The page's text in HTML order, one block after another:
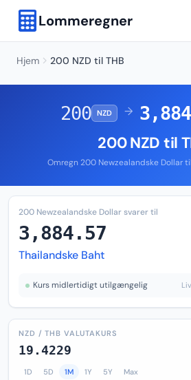
Lommeregner
Hjem 200 NZD til THB
200 NZD →
200 NZD til
Omregn 200 Newzealandske Dollar
200 Newzealandske Dollar svarer til
3,884.57
Thailandske Baht
Kurs midlertidigt utilgængelig
NZD / THB VALUTAKURS
19.4229
1D 5D 1M 1Y 5Y Max